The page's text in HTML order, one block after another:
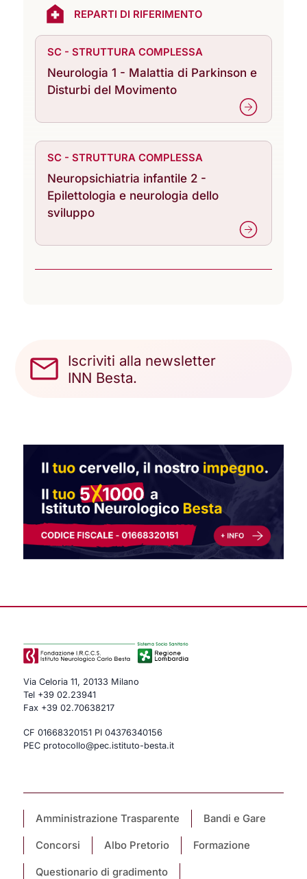
REPARTI DI RIFERIMENTO
SC - STRUTTURA COMPLESSA
Neurologia 1 - Malattia di Parkinson e
Disturbi del Movimento
SC - STRUTTURA COMPLESSA
Neuropsichiatria infantile 2 -
Epilettologia e neurologia dello
sviluppo
Iscriviti alla newsletter
INN Besta.
Via Celoria 11, 20133 Milano
Tel +39 02.23941
Fax +39 02.70638217
CF 01668320151 PI 04376340156
PEC protocollo@pec.istituto-besta.it
Amministrazione Trasparente Bandi e Gare
Concorsi Albo Pretorio Formazione
Questionario di gradimento